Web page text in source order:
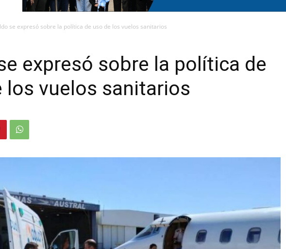
se expresó sobre la política de uso de los vuelos sanitarios
expresó sobre la política de
los vuelos sanitarios